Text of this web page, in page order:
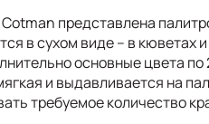
представлена
в сухом виде – в кюветах
основные цвета по
и выдавливается на
требуемое количество